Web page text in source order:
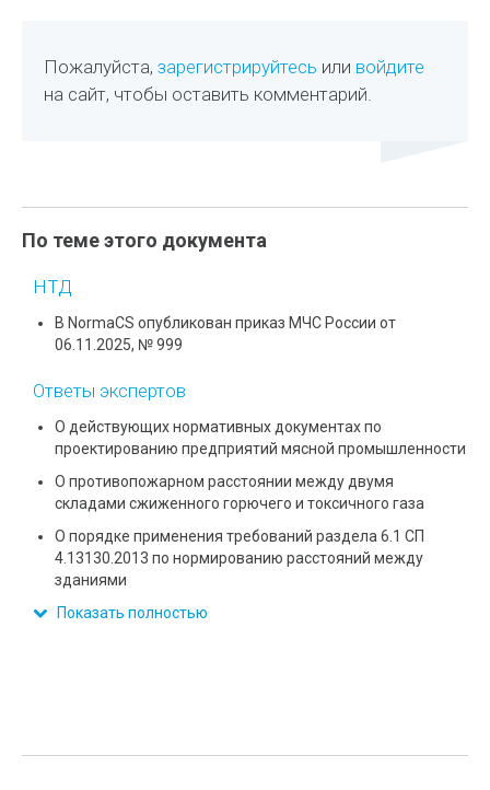
Пожалуйста,зарегистрируйтесь или войдите
на сайт, чтобы оставить комментарий.
По теме этого документа
НТД
В NormaCS опубликован приказ МЧС России от
06.11.2025, № 999
Ответы экспертов
О действующих нормативных документах по
проектированию предприятий мясной промышленности
О противопожарном расстоянии между двумя
складами сжиженного горючего и токсичного газа
О порядке применения требований раздела 6.1 СП
4.13130.2013 по нормированию расстояний между
зданиями
Показать полностью